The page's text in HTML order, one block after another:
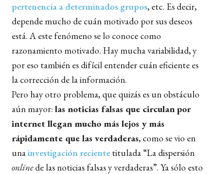
pertenencia a determinados grupos, etc. Es decir,
depende mucho de cuán motivado por sus deseos
está. A este fenómeno se lo conoce como
razonamiento motivado. Hay mucha variabilidad, y
por eso también es difícil entender cuán eficiente es
la corrección de la información.
Pero hay otro problema, que quizás es un obstáculo
aún mayor: las noticias falsas que circulan por
internet llegan mucho más lejos y más
rápidamente que las verdaderas, como se vio en
unainvestigación reciente titulada “La dispersión
onlinede las noticias falsas y verdaderas”. Ya sólo esto